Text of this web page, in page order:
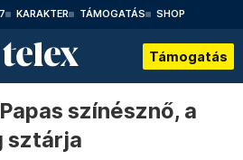
KARAKTER TÁMOGATÁS SHOP
Támogatás
színésznő, a
sztárja